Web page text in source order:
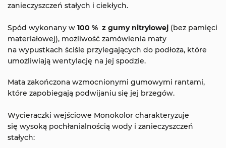
zanieczyszczeń stałych i ciekłych.
Spód wykonany w 100 % z gumy nitrylowej (bez pamięci
materiałowej), możliwość zamówienia maty
na wypustkach ściśle przylegających do podłoża, które
umożliwiają wentylację na jej spodzie.
Mata zakończona wzmocnionymi gumowymi rantami,
które zapobiegają podwijaniu się jej brzegów.
Wycieraczki wejściowe Monokolor charakteryzuje
się wysoką pochłanialnością wody i zanieczyszczeń
stałych: